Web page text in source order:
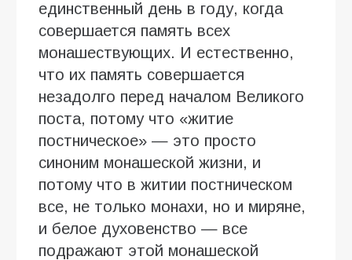
единственный день в году, когда
совершается память всех
монашествующих. И естественно,
что их память совершается
незадолго перед началом Великого
поста, потому что «житие
постническое» — это просто
синоним монашеской жизни, и
потому что в житии постническом
все, не только монахи, но и миряне,
и белое духовенство — все
подражают этой монашеской